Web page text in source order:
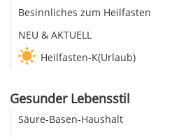
Besinnliches zum Heilfasten
NEU & AKTUELL
Heilfasten-K(Urlaub)
Gesunder Lebensstil
Säure-Basen-Haushalt